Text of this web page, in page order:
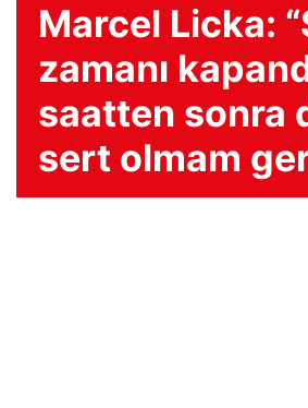
Marcel Licka:
zamanı
saatten sonra
sert olmam